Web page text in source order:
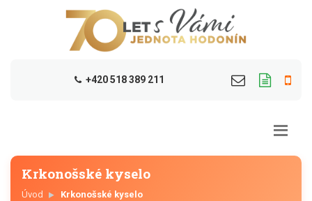
+420 518 389 211
Krkonošské kyselo
Úvod Krkonošské kyselo